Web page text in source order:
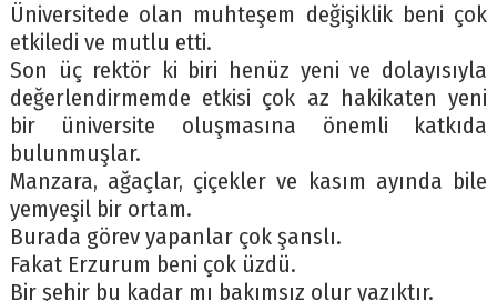
Üniversitede olan muhteşem değişiklik beni çok
etkiledi ve mutlu etti.
Son üç rektör ki biri henüz yeni ve dolayısıyla
değerlendirmemde etkisi çok az hakikaten yeni
bir üniversite oluşmasına önemli katkıda
bulunmuşlar.
Manzara, ağaçlar, çiçekler ve kasım ayında bile
yemyeşil bir ortam.
Burada görev yapanlar çok şanslı.
Fakat Erzurum beni çok üzdü.
Bir şehir bu kadar mı bakımsız olur yazıktır.